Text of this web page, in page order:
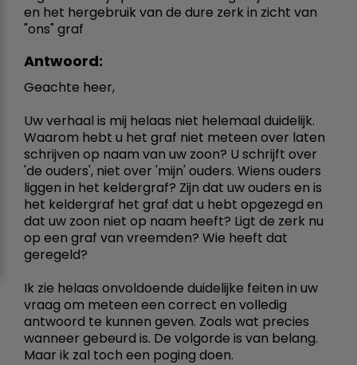
en het hergebruik van de dure zerk in zicht van
"ons" graf
Antwoord:
Geachte heer,
Uw verhaal is mij helaas niet helemaal duidelijk.
Waarom hebt u het graf niet meteen over laten
schrijven op naam van uw zoon? U schrijft over
'de ouders', niet over 'mijn' ouders. Wiens ouders
liggen in het keldergraf? Zijn dat uw ouders en is
het keldergraf het graf dat u hebt opgezegd en
dat uw zoon niet op naam heeft? Ligt de zerk nu
op een graf van vreemden? Wie heeft dat
geregeld?
Ik zie helaas onvoldoende duidelijke feiten in uw
vraag om meteen een correct en volledig
antwoord te kunnen geven. Zoals wat precies
wanneer gebeurd is. De volgorde is van belang.
Maar ik zal toch een poging doen.